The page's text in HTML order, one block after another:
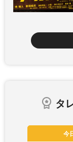
タ
今